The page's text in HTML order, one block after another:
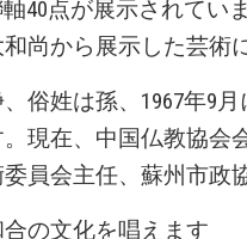
40点が展示されてい
尚から展示した芸術
俗姓は孫、1967年9
現在、中国仏教協会
員会主任、蘇州市政
の文化を唱えます